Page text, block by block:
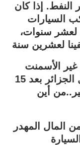
النفط. إذا كان
السيارات
لعشر سنوات،
غير الأسمنت
والإسفلت! ماذا سيكون عليه حال الجزائر بعد 15
أين
المال المهدر